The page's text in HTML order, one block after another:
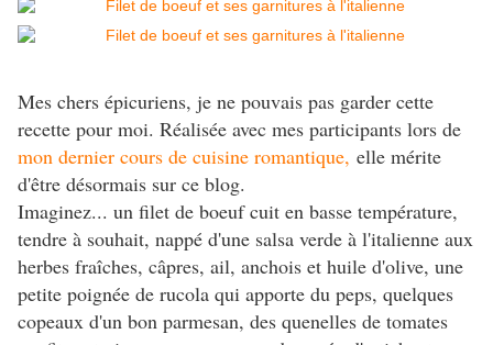
Mes chers épicuriens, je ne pouvais pas garder cette
recette pour moi. Réalisée avec mes participants lors de
mon dernier cours de cuisine romantique, elle mérite
d'être désormais sur ce blog.
Imaginez... un filet de boeuf cuit en basse température,
tendre à souhait, nappé d'une salsa verde à l'italienne aux
herbes fraîches, câpres, ail, anchois et huile d'olive, une
petite poignée de rucola qui apporte du peps, quelques
copeaux d'un bon parmesan, des quenelles de tomates